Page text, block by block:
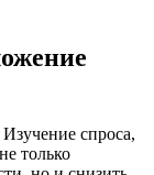
спроса,
только